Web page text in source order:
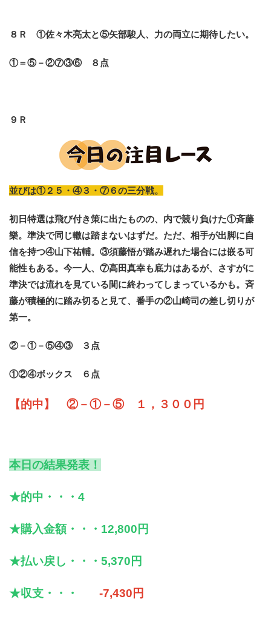
８Ｒ ①佐々木亮太と⑤矢部駿人、力の両立に期待したい。
①＝⑤－②⑦③⑥ ８点
９Ｒ
並びは①２５・④３・⑦６の三分戦。
初日特選は飛び付き策に出たものの、内で競り負けた①斉藤
樂。準決で同じ轍は踏まないはずだ。ただ、相手が出脚に自
信を持つ④山下祐輔。③須藤悟が踏み遅れた場合には嵌る可
能性もある。今一人、⑦高田真幸も底力はあるが、さすがに
準決では流れを見ている間に終わってしまっているかも。斉
藤が積極的に踏み切ると見て、番手の②山崎司の差し切りが
第一。
②－①－⑤④③ ３点
①②④ボックス ６点
【的中】 ②－①－⑤ １，３００円
本日の結果発表！
★的中・・・4
★購入金額・・・12,800円
★払い戻し・・・5,370円
★収支・・・ -7,430 円